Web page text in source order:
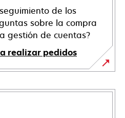
de los
sobre la compra
gestión de cuentas?
realizar pedidos